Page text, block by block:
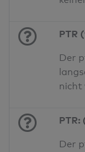
PTR
Der
nicht
Der